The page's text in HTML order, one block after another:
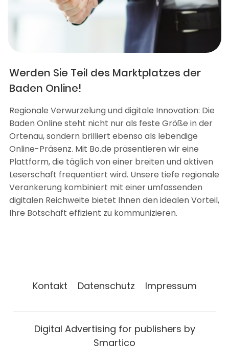
Werden Sie Teil des Marktplatzes der
Baden Online!
Regionale Verwurzelung und digitale Innovation: Die
Baden Online steht nicht nur als feste Größe in der
Ortenau, sondern brilliert ebenso als lebendige
Online-Präsenz. Mit Bo.de präsentieren wir eine
Plattform, die täglich von einer breiten und aktiven
Leserschaft frequentiert wird. Unsere tiefe regionale
Verankerung kombiniert mit einer umfassenden
digitalen Reichweite bietet Ihnen den idealen Vorteil,
Ihre Botschaft effizient zu kommunizieren.
Kontakt Datenschutz Impressum
Digital Advertising for publishers by
Smartico